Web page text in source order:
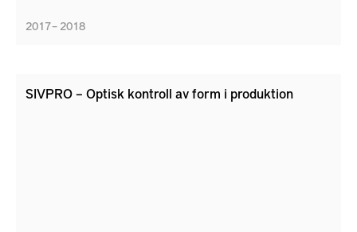
2017 – 2018
SIVPRO – Optisk kontroll av form i produktion